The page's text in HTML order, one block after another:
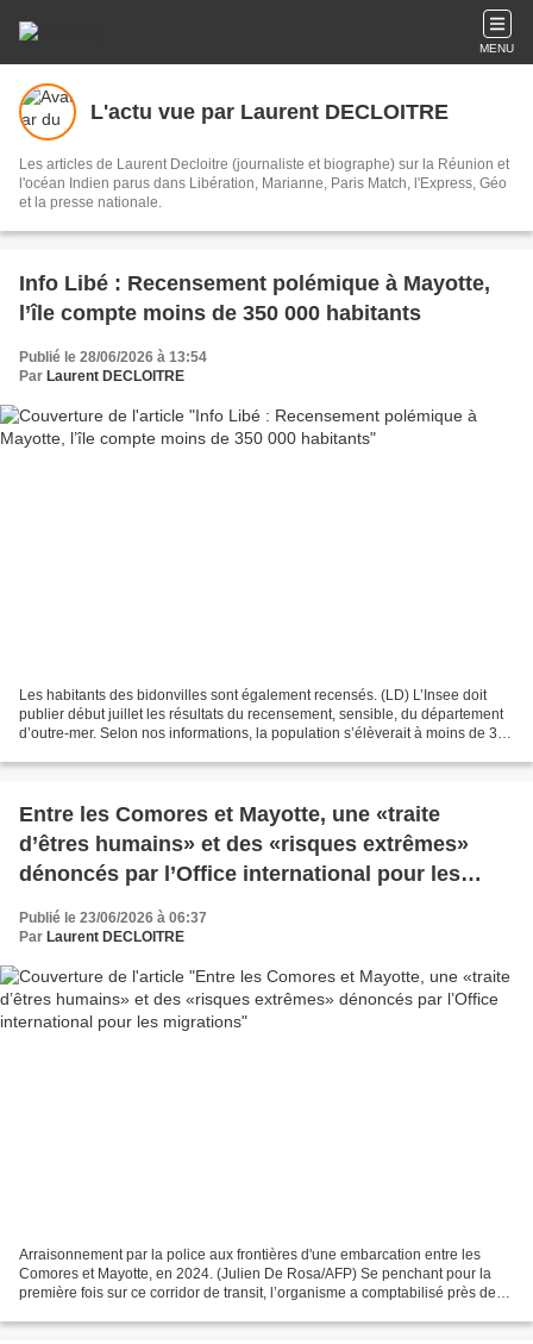
MENU
L'actu vue par Laurent DECLOITRE
Les articles de Laurent Decloitre (journaliste et biographe) sur la Réunion et
l'océan Indien parus dans Libération, Marianne, Paris Match, l'Express, Géo
et la presse nationale.
Info Libé : Recensement polémique à Mayotte,
l’île compte moins de 350 000 habitants
Publié le 28/06/2026 à 13:54
Par Laurent DECLOITRE
Les habitants des bidonvilles sont également recensés. (LD) L’Insee doit
publier début juillet les résultats du recensement, sensible, du département
d’outre-mer. Selon nos informations, la population s’élèverait à moins de 350
Entre les Comores et Mayotte, une «traite
d’êtres humains» et des «risques extrêmes»
dénoncés par l’Office international pour les
Publié le 23/06/2026 à 06:37
Par Laurent DECLOITRE
Arraisonnement par la police aux frontières d'une embarcation entre les
Comores et Mayotte, en 2024. (Julien De Rosa/AFP) Se penchant pour la
première fois sur ce corridor de transit, l’organisme a comptabilisé près de